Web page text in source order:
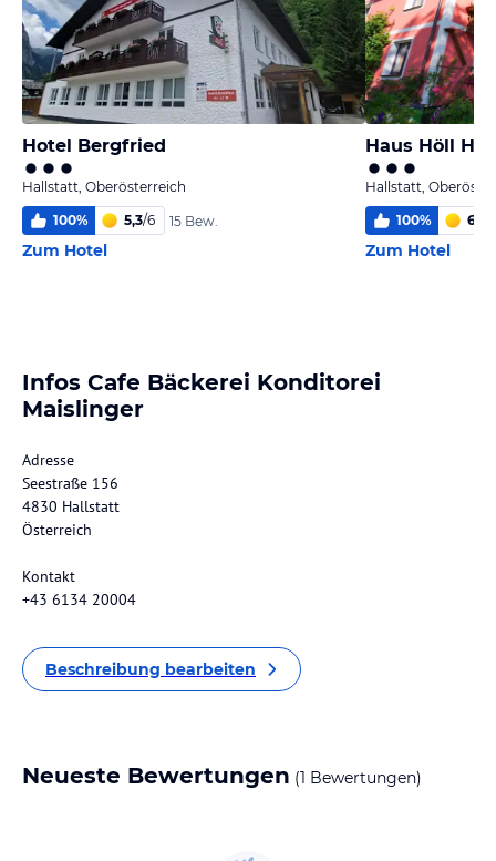
Hotel Bergfried
Hallstatt, Oberösterreich
100% 5,3/6 15 Bew.
Zum Hotel
Haus Höll
Hallstatt,
100% 6
Zum Hotel
Infos Cafe Bäckerei Konditorei
Maislinger
Adresse
Seestraße 156
4830 Hallstatt
Österreich
Kontakt
+43 6134 20004
Beschreibung bearbeiten
Neueste Bewertungen (1 Bewertungen)